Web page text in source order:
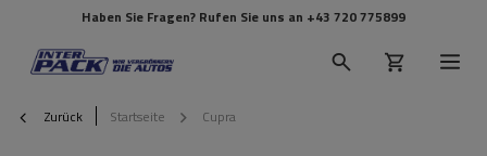
Haben Sie Fragen? Rufen Sie uns an +43 720 775899
Zurück Startseite Cupra